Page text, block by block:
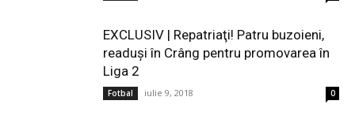
EXCLUSIV | Repatriaţi! Patru buzoieni,
readuşi în Crâng pentru promovarea în
Liga 2
Fotbal iulie 9, 2018 0